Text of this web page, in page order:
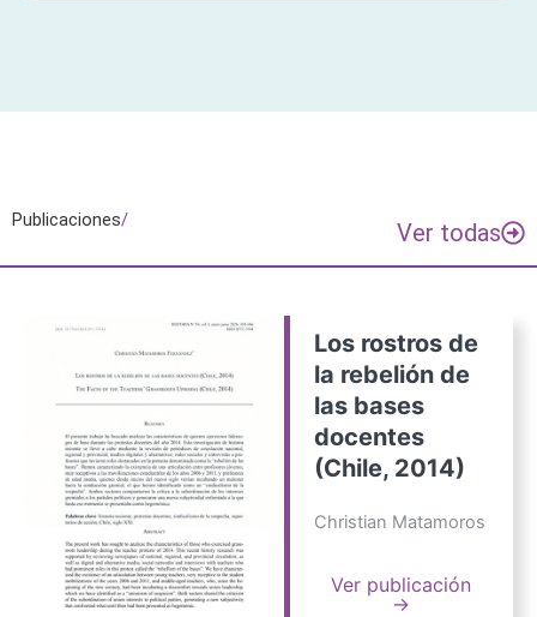
Publicaciones/ Ver todas
Los rostros de
la rebelión de
las bases
docentes
(Chile, 2014)
Christian Matamoros
Ver publicación
→